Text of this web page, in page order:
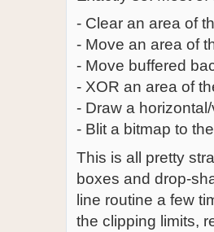
- Clear an area of
- Move an area of
- Move buffered
- XOR an area of
- Draw a
- Blit a bitmap to
This is all pretty
boxes and drop-
line routine a few
the clipping limits,